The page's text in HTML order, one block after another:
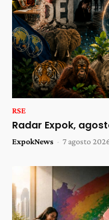
RSE
Radar Expok,
ExpokNews - 7 agosto